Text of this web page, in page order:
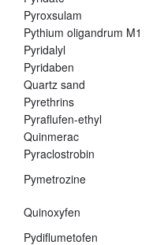
Pyroxsulam
Pythium oligandrum M1
Pyridalyl
Pyridaben
Quartz sand
Pyrethrins
Pyraflufen-ethyl
Quinmerac
Pyraclostrobin
Pymetrozine
Quinoxyfen
Pydiflumetofen